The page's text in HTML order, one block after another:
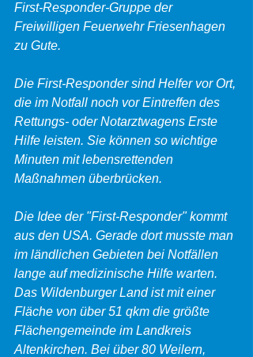
First-Responder-Gruppe der
Freiwilligen Feuerwehr Friesenhagen
zu Gute.
Die First-Responder sind Helfer vor Ort,
die im Notfall noch vor Eintreffen des
Rettungs- oder Notarztwagens Erste
Hilfe leisten. Sie können so wichtige
Minuten mit lebensrettenden
Maßnahmen überbrücken.
Die Idee der "First-Responder" kommt
aus den USA. Gerade dort musste man
im ländlichen Gebieten bei Notfällen
lange auf medizinische Hilfe warten.
Das Wildenburger Land ist mit einer
Fläche von über 51 qkm die größte
Flächengemeinde im Landkreis
Altenkirchen. Bei über 80 Weilern,